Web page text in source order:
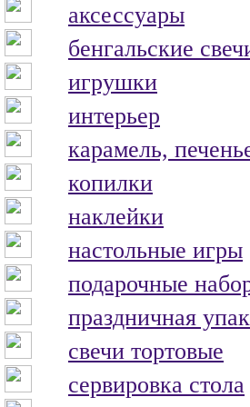
аксессуары
бенгальские
игрушки
интерьер
карамель,
копилки
наклейки
настольные игры
подарочные
праздничная
свечи тортовые
сервировка стола